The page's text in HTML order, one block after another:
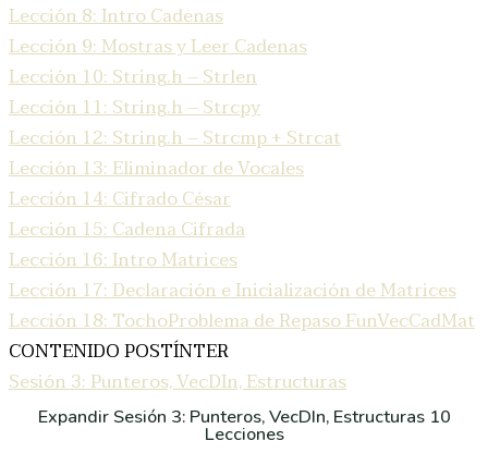
Lección 8: Intro Cadenas
Lección 9: Mostras y Leer Cadenas
Lección 10: String.h – Strlen
Lección 11: String.h – Strcpy
Lección 12: String.h – Strcmp + Strcat
Lección 13: Eliminador de Vocales
Lección 14: Cifrado César
Lección 15: Cadena Cifrada
Lección 16: Intro Matrices
Lección 17: Declaración e Inicialización de Matrices
Lección 18: TochoProblema de Repaso FunVecCadMat
CONTENIDO POSTÍNTER
Sesión 3: Punteros, VecDIn, Estructuras
Expandir Sesión 3: Punteros, VecDIn, Estructuras 10
Lecciones